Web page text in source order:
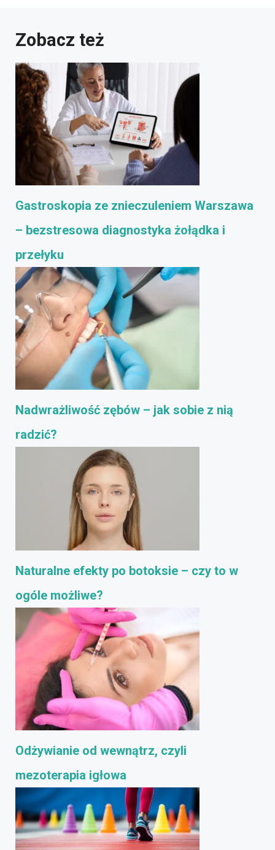
Zobacz też
Gastroskopia ze znieczuleniem Warszawa
– bezstresowa diagnostyka żołądka i
przełyku
Nadwrażliwość zębów – jak sobie z nią
radzić?
Naturalne efekty po botoksie – czy to w
ogóle możliwe?
Odżywianie od wewnątrz, czyli
mezoterapia igłowa